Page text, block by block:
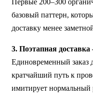
базовый паттерн,
доставку менее
3. Поэтапная
Единовременный заказ
кратчайший путь к
имитирует нормальный